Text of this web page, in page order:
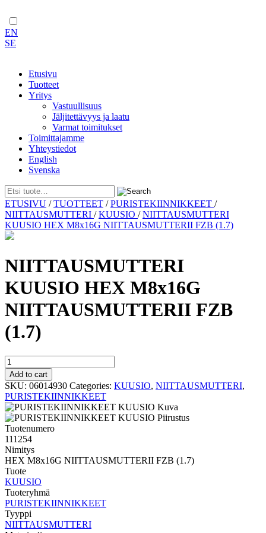
EN
SE
Etusivu
Tuotteet
Yritys
Vastuullisuus
Jäljitettävyys ja laatu
Varmat toimitukset
Toimittajamme
Yhteystiedot
English
Svenska
Skip
to
content
ETUSIVU /TUOTTEET /PURISTEKIINNIKKEET /
NIITTAUSMUTTERI /KUUSIO /NIITTAUSMUTTERI
KUUSIO HEX M8x16G NIITTAUSMUTTERII FZB (1.7)
NIITTAUSMUTTERI
KUUSIO HEX M8x16G
NIITTAUSMUTTERII FZB
(1.7)
NIITTAUSMUTTERI
KUUSIO
HEX
M8x16G
NIITTAUSMUTTERII
FZB
(1.7)
quantity
Add to cart
SKU: 06014930 Categories: KUUSIO, NIITTAUSMUTTERI,
PURISTEKIINNIKKEET
Tuotenumero
111254
Nimitys
HEX M8x16G NIITTAUSMUTTERII FZB (1.7)
Tuote
KUUSIO
Tuoteryhmä
PURISTEKIINNIKKEET
Tyyppi
NIITTAUSMUTTERI